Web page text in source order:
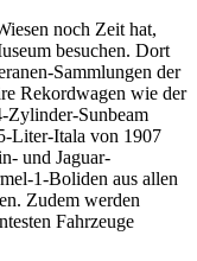
noch Zeit hat,
besuchen. Dort
Sammlungen der
Rekordwagen wie der
Sunbeam
Liter-Itala von 1907
und Jaguar-
1-Boliden aus allen
Zudem werden
Fahrzeuge